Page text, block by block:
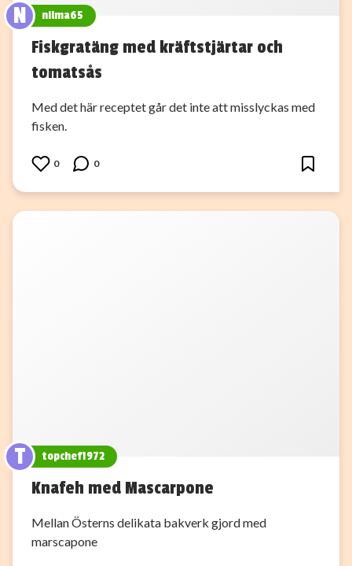
N nilma65
Fiskgratäng med kräftstjärtar och
tomatsås
Med det här receptet går det inte att misslyckas med
fisken.
0 0
T topchef1972
Knafeh med Mascarpone
Mellan Österns delikata bakverk gjord med
marscapone